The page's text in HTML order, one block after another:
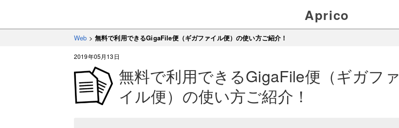
Aprico
Web > 無料で利用できるGigaFile便（ギガファイル便）の使い方ご紹介！
2019年05月13日
無料で利用できるGigaFile便（ギガファ
イル便）の使い方ご紹介！